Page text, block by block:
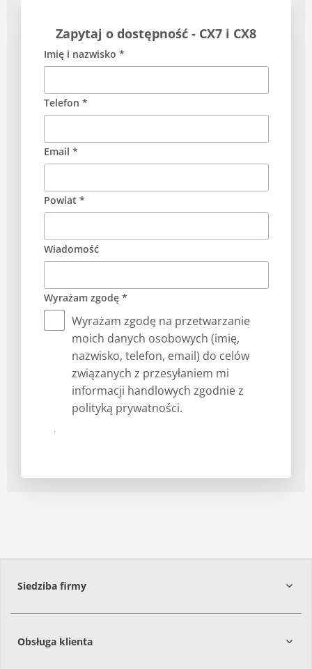
Zapytaj o dostępność - CX7 i CX8
Imię i nazwisko *
Telefon *
Email *
Powiat *
Wiadomość
Wyrażam zgodę *
Wyrażam zgodę na przetwarzanie
moich danych osobowych (imię,
nazwisko, telefon, email) do celów
związanych z przesyłaniem mi
informacji handlowych zgodnie z
polityką prywatności.
Prześlij
Siedziba firmy
Obsługa klienta